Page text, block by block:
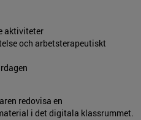
aktiviteter
och arbetsterapeutiskt
redovisa en
i det digitala klassrummet.